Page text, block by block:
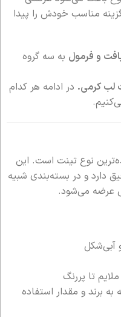
مناسب خودش را پیدا
و فرمول به سه گروه
لب کرمی. در ادامه هر کدام
نوع تینت است. این
دارد و در بسته‌بندی شبیه
عرضه می‌شود.
آبی‌شکل
تا پررنگ
برند و مقدار استفاده